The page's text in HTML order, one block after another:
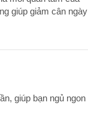
giúp giảm cân ngày
giúp bạn ngủ ngon